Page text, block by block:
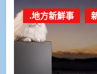
.地方新鮮事